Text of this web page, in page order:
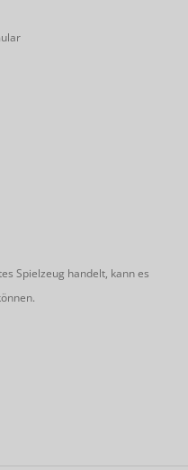
Spielzeug handelt, kann es